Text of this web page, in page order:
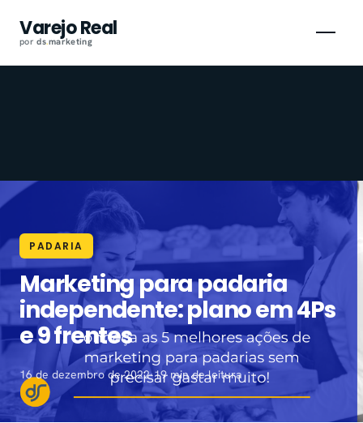
paraVarejo Real
pords.marketing
PADARIA
Marketing para padaria
independente: plano em 4Ps
e 9 frentes
16 de dezembro de 2022·19 min de leitura